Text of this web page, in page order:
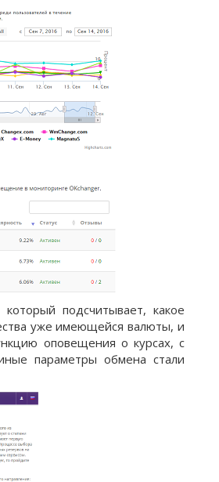
подсчитывает, какое
уже имеющейся валюты, и
оповещения о курсах, с
параметры обмена стали